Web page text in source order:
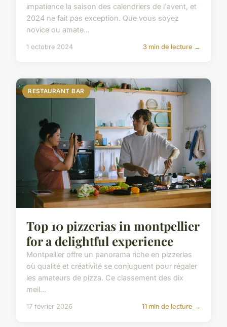
impatience la saison des calendriers de l'avent, et
2024 ne fait pas exception. Que vous soyez
novice ou amate...
1 octobre 2024 3 min de lecture →
RESTAURANT BAR
Top 10 pizzerias in montpellier
for a delightful experience
Montpellier offre un panorama riche en pizzerias
où qualité et créativité se conjuguent pour régaler
les amateurs de pizza. Ce classement des dix
meil...
17 février 2026 11 min de lecture →